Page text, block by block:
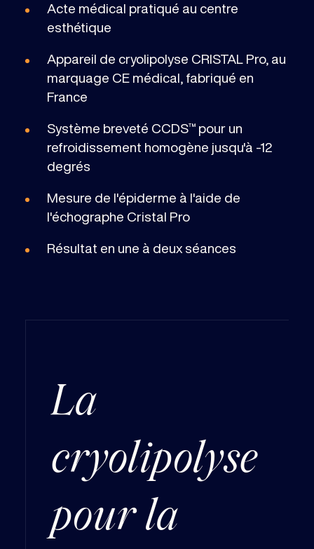
Acte médical pratiqué au centre
esthétique
Appareil de cryolipolyse CRISTAL Pro, au
marquage CE médical, fabriqué en
France
Système breveté CCDS™ pour un
refroidissement homogène jusqu'à -12
degrés
Mesure de l'épiderme à l'aide de
l'échographe Cristal Pro
Résultat en une à deux séances
La
cryolipolyse
pour la